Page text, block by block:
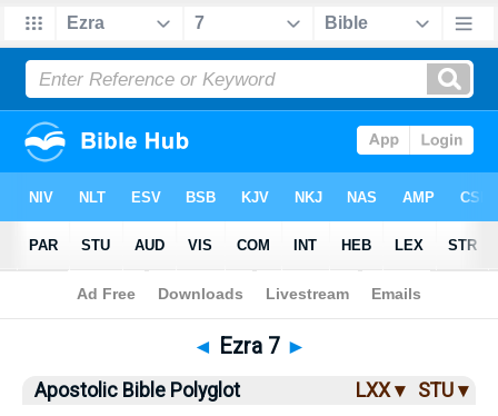
Bible>ABP> Ezra 7
◄ Ezra 7 ►
Apostolic Bible Polyglot LXX ▾ STU ▾